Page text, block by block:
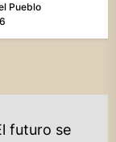
Pueblo
futuro se